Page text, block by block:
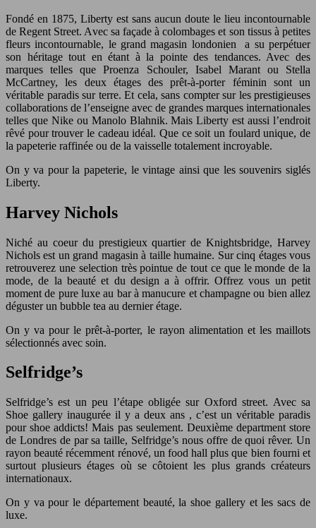
Fondé en 1875, Liberty est sans aucun doute le lieu incontournable
de Regent Street. Avec sa façade à colombages et son tissus à petites
fleurs incontournable, le grand magasin londonien a su perpétuer
son héritage tout en étant à la pointe des tendances. Avec des
marques telles que Proenza Schouler, Isabel Marant ou Stella
McCartney, les deux étages des prêt-à-porter féminin sont un
véritable paradis sur terre. Et cela, sans compter sur les prestigieuses
collaborations de l’enseigne avec de grandes marques internationales
telles que Nike ou Manolo Blahnik. Mais Liberty est aussi l’endroit
rêvé pour trouver le cadeau idéal. Que ce soit un foulard unique, de
la papeterie raffinée ou de la vaisselle totalement incroyable.
On y va pour la papeterie, le vintage ainsi que les souvenirs siglés
Liberty.
Harvey Nichols
Niché au coeur du prestigieux quartier de Knightsbridge, Harvey
Nichols est un grand magasin à taille humaine. Sur cinq étages vous
retrouverez une selection très pointue de tout ce que le monde de la
mode, de la beauté et du design a à offrir. Offrez vous un petit
moment de pure luxe au bar à manucure et champagne ou bien allez
déguster un bubble tea au dernier étage.
On y va pour le prêt-à-porter, le rayon alimentation et les maillots
sélectionnés avec soin.
Selfridge’s
Selfridge’s est un peu l’étape obligée sur Oxford street. Avec sa
Shoe gallery inaugurée il y a deux ans , c’est un véritable paradis
pour shoe addicts! Mais pas seulement. Deuxième department store
de Londres de par sa taille, Selfridge’s nous offre de quoi rêver. Un
rayon beauté récemment rénové, un food hall plus que bien fourni et
surtout plusieurs étages où se côtoient les plus grands créateurs
internationaux.
On y va pour le département beauté, la shoe gallery et les sacs de
luxe.